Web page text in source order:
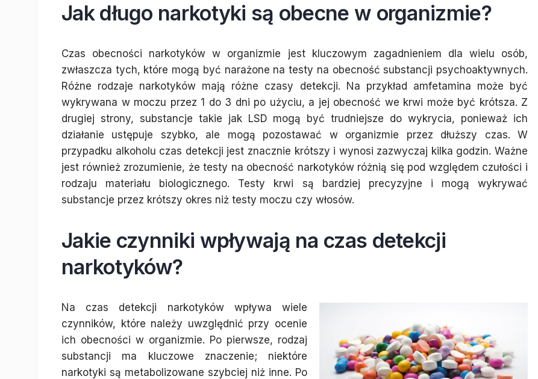
Jak długo narkotyki są obecne w organizmie?
Czas obecności narkotyków w organizmie jest kluczowym zagadnieniem dla wielu osób,
zwłaszcza tych, które mogą być narażone na testy na obecność substancji psychoaktywnych.
Różne rodzaje narkotyków mają różne czasy detekcji. Na przykład amfetamina może być
wykrywana w moczu przez 1 do 3 dni po użyciu, a jej obecność we krwi może być krótsza. Z
drugiej strony, substancje takie jak LSD mogą być trudniejsze do wykrycia, ponieważ ich
działanie ustępuje szybko, ale mogą pozostawać w organizmie przez dłuższy czas. W
przypadku alkoholu czas detekcji jest znacznie krótszy i wynosi zazwyczaj kilka godzin. Ważne
jest również zrozumienie, że testy na obecność narkotyków różnią się pod względem czułości i
rodzaju materiału biologicznego. Testy krwi są bardziej precyzyjne i mogą wykrywać
substancje przez krótszy okres niż testy moczu czy włosów.
Jakie czynniki wpływają na czas detekcji
narkotyków?
Na czas detekcji narkotyków wpływa wiele
czynników, które należy uwzględnić przy ocenie
ich obecności w organizmie. Po pierwsze, rodzaj
substancji ma kluczowe znaczenie; niektóre
narkotyki są metabolizowane szybciej niż inne. Po